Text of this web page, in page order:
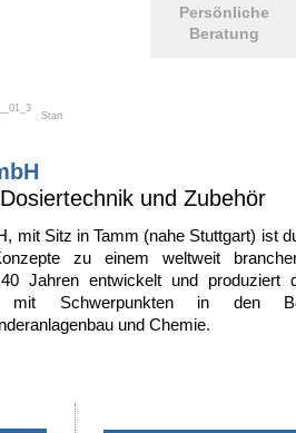
Persönliche
Beratung
Start
und Zubehör
mit Sitz in Tamm (nahe Stuttgart) ist
zu einem weltweit
Jahren entwickelt und produziert
mit Schwerpunkten in den
und Chemie.